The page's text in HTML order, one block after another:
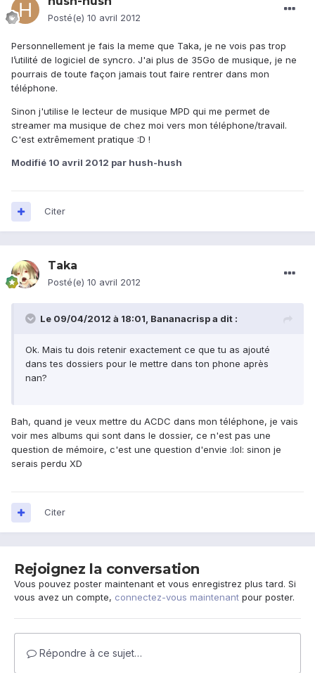
Posté(e) 10 avril 2012
Personnellement je fais la meme que Taka, je ne vois pas trop
l’utilité de logiciel de syncro. J'ai plus de 35Go de musique, je ne
pourrais de toute façon jamais tout faire rentrer dans mon
téléphone.
Sinon j'utilise le lecteur de musique MPD qui me permet de
streamer ma musique de chez moi vers mon téléphone/travail.
C'est extrêmement pratique :D !
Modifié 10 avril 2012 par hush-hush
Citer
Taka
Posté(e) 10 avril 2012
Le 09/04/2012 à 18:01, Bananacrisp a dit :
Ok. Mais tu dois retenir exactement ce que tu as ajouté
dans tes dossiers pour le mettre dans ton phone après
nan?
Bah, quand je veux mettre du ACDC dans mon téléphone, je vais
voir mes albums qui sont dans le dossier, ce n'est pas une
question de mémoire, c'est une question d'envie :lol: sinon je
serais perdu XD
Citer
Rejoignez la conversation
Vous pouvez poster maintenant et vous enregistrez plus tard. Si
vous avez un compte, connectez-vous maintenant pour poster.
Répondre à ce sujet…